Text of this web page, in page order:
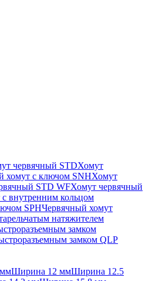
червячный STDХомут
хомут с ключом SNHХомут
STD WFХомут червячный
внутренним кольцом
SPHЧервячный хомут
натяжителем
замком
замком QLP
Ширина 12 ммШирина 12.5